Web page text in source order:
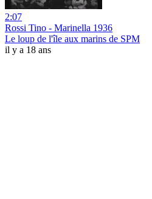
2:07
Rossi Tino - Marinella 1936
Le loup de l'île aux marins de SPM
il y a 18 ans